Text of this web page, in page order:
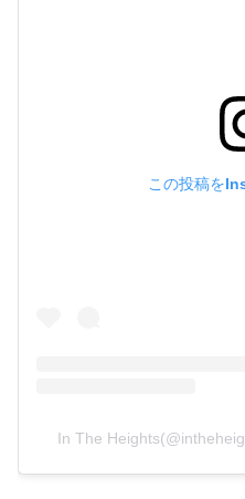
この投稿を
In The